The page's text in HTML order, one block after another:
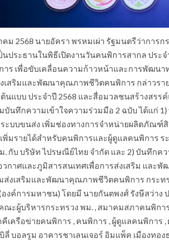
คม 2568 นายอัครา พรหมเผ่า รัฐมนตรีว่ากา
นประธานในพิธีเปิดงานวันคนพิการสากล ปร
าร เพื่อขับเคลื่อนความก้าวหน้าและการพัฒน
เสริมและพัฒนาคุณภาพชีวิตคนพิการ กล่าวรา
นแบบ ประจำปี 2568 และสื่อมวลชนสร้างสรร
บันทึกความเข้าใจความร่วมมือ 2 ฉบับ ได้แก่
ระบบขนส่ง เพิ่มช่องทางการจำหน่ายผลิตภัณ
พิ่มรายได้สำหรับคนพิการและผู้ดูแลคนพิการ
. กับ บริษัท ไปรษณีย์ไทย จำกัด และ 2) บันทึกค
วกาศและภูมิสารสนเทศเพื่อการส่งเสริม แล
ส่งเสริมและพัฒนาคุณภาพชีวิตคนพิการ กระ
องค์การมหาชน) โดยมี นายกันตพงศ์ รังษีสว่
ณะผู้บริหารกระทรวง พม. , สมาคมสภาคนพิก
คีเครือข่ายคนพิการ , คนพิการ , ผู้ดูแลคนพิกา
ลี่ บอลรูม อาคารชาเลนเจอร์ อิมแพ็ค เมืองทอ